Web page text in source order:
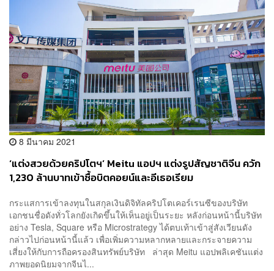
8 มีนาคม 2021
‘แต่งสวยด้วยคริปโตฯ’ Meitu แอปฯ แต่งรูปสัญชาติจีน ควัก
1,230 ล้านบาทเข้าซื้อบิตคอยน์และอีเธอเรียม
กระแสการเข้าลงทุนในสกุลเงินดิจิทัลคริปโตเคอร์เรนซีของบริษัท
เอกชนชื่อดังทั่วโลกยังเกิดขึ้นให้เห็นอยู่เป็นระยะ หลังก่อนหน้านี้บริษัท
อย่าง Tesla, Square หรือ Microstrategy ได้ตบเท้าเข้าสู่สังเวียนดัง
กล่าวไปก่อนหน้านี้แล้ว เพื่อเพิ่มความหลากหลายและกระจายความ
เสี่ยงให้กับการถือครองสินทรัพย์บริษัท ล่าสุด Meitu แอปพลิเคชันแต่ง
ภาพยอดนิยมจากจีนไ...